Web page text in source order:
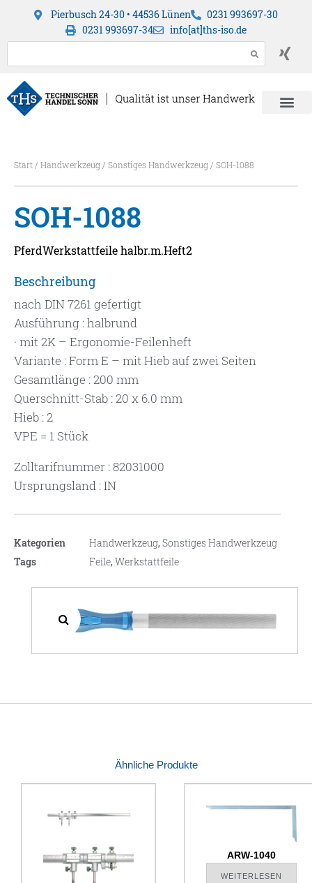
Pierbusch 24-30 • 44536 Lünen
0231 993697-30
0231 993697-34
info[at]ths-iso.de
Start/ Handwerkzeug/ Sonstiges Handwerkzeug/ SOH-1088
SOH-1088
PferdWerkstattfeile halbr.m.Heft2
Beschreibung
nach DIN 7261 gefertigt
Ausführung : halbrund
· mit 2K – Ergonomie-Feilenheft
Variante : Form E – mit Hieb auf zwei Seiten
Gesamtlänge : 200 mm
Querschnitt-Stab : 20 x 6.0 mm
Hieb : 2
VPE = 1 Stück
Zolltarifnummer : 82031000
Ursprungsland : IN
Kategorien Handwerkzeug,Sonstiges Handwerkzeug
Tags
Feile,Werkstattfeile
Ähnliche Produkte
ARW-1040
WEITERLESEN